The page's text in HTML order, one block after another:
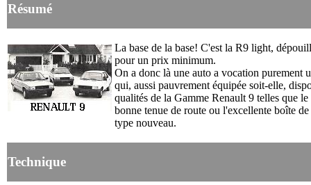
Résumé
La base de la base! C'est la R9 light,
pour un prix minimum.
On a donc là une auto a vocation purement
qui, aussi pauvrement équipée soit-elle,
qualités de la Gamme Renault 9 telles que
bonne tenue de route ou l'excellente boîte
type nouveau.
Technique